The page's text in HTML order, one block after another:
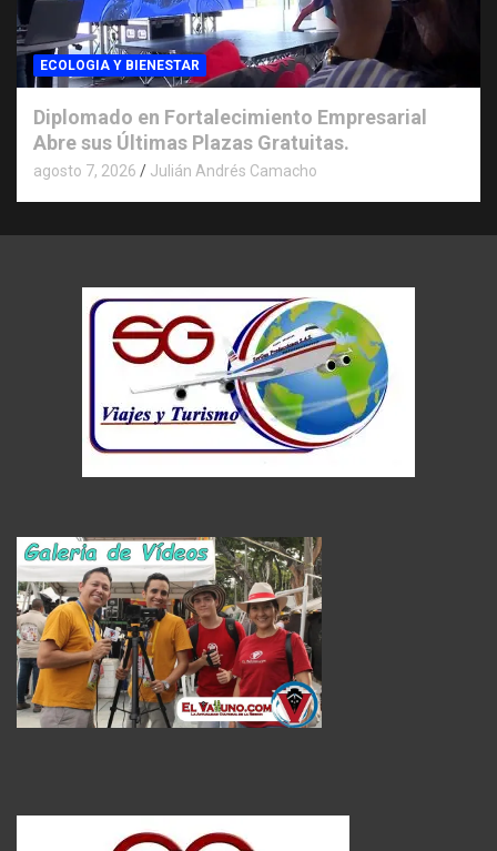
ECOLOGIA Y BIENESTAR
Diplomado en Fortalecimiento Empresarial
Abre sus Últimas Plazas Gratuitas.
agosto 7, 2026 Julián Andrés Camacho